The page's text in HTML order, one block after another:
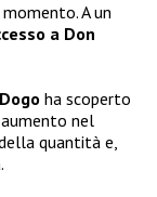
A un
a Don
ha scoperto
aumento nel
quantità e,